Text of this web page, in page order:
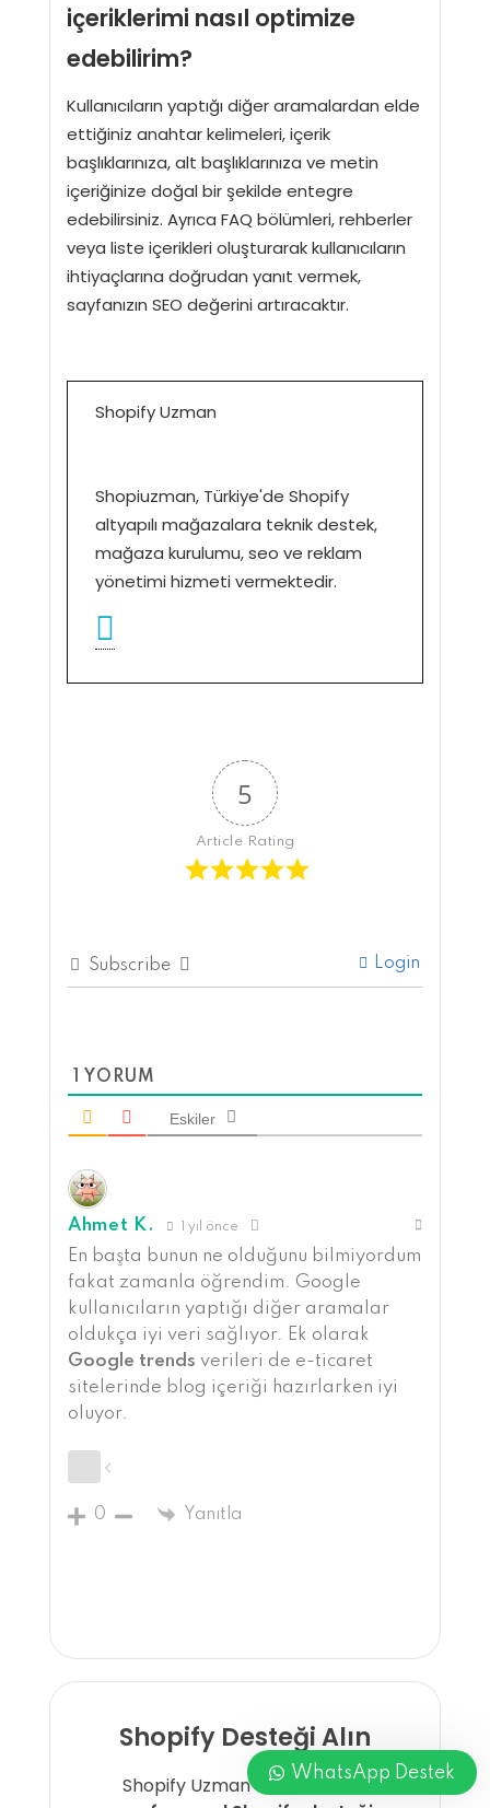
içeriklerimi nasıl optimize
edebilirim?
Kullanıcıların yaptığı diğer aramalardan elde
ettiğiniz anahtar kelimeleri, içerik
başlıklarınıza, alt başlıklarınıza ve metin
içeriğinize doğal bir şekilde entegre
edebilirsiniz. Ayrıca FAQ bölümleri, rehberler
veya liste içerikleri oluşturarak kullanıcıların
ihtiyaçlarına doğrudan yanıt vermek,
sayfanızın SEO değerini artıracaktır.
Shopify Uzman
Shopiuzman, Türkiye'de Shopify
altyapılı mağazalara teknik destek,
mağaza kurulumu, seo ve reklam
yönetimi hizmeti vermektedir.
5
Article Rating
Subscribe Login
1 YORUM
Eskiler
Ahmet K. 1 yıl önce
En başta bunun ne olduğunu bilmiyordum
fakat zamanla öğrendim. Google
kullanıcıların yaptığı diğer aramalar
oldukça iyi veri sağlıyor. Ek olarak
Google trends verileri de e-ticaret
sitelerinde blog içeriği hazırlarken iyi
oluyor.
0 Yanıtla
Shopify Desteği Alın
Shopify Uzman olarak sizlere
WhatsApp Destek